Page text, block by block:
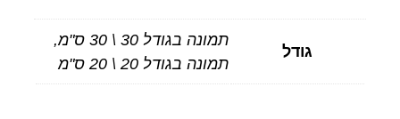
גודל
תמונה בגודל 30 \ 30 ס"מ,
תמונה בגודל 20 \ 20 ס"מ